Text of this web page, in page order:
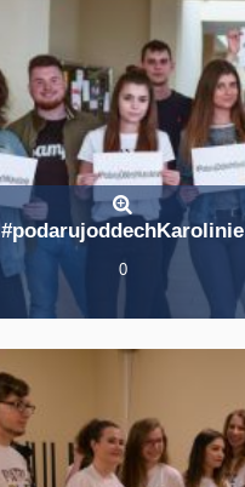
#podarujoddechKarolinie
0